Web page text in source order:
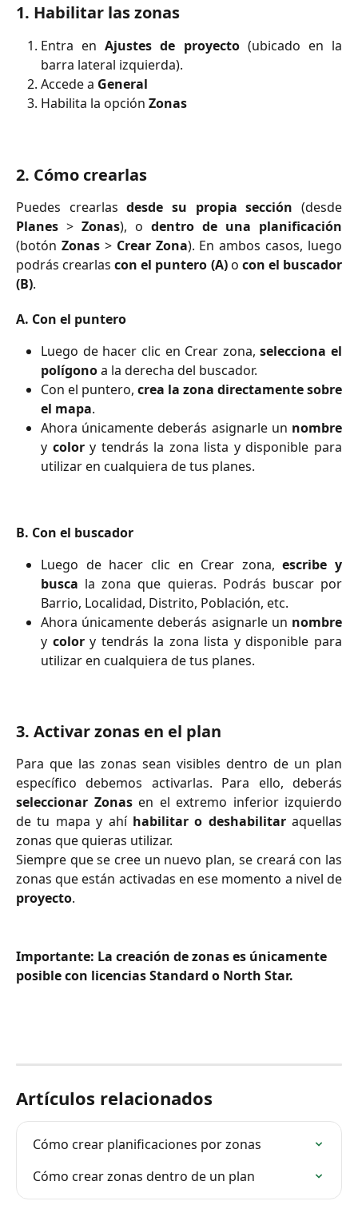
1. Habilitar las zonas
Entra enAjustes de proyecto(ubicado en la
barra lateral izquierda).
Accede a General
Habilita la opción Zonas
2. Cómo crearlas
Puedes crearlasdesde su propia sección (desde
Planes > Zonas), o dentro de una planificación
(botón Zonas> Crear Zona). En ambos casos, luego
podrás crearlascon el puntero (A)o con el buscador
(B).
A. Con el puntero
Luego de hacer clic en Crear zona,selecciona el
polígonoa la derecha del buscador.
Con el puntero, crea la zona directamente sobre
el mapa.
Ahora únicamente deberás asignarle un nombre
y colory tendrás la zona lista y disponible para
utilizar en cualquiera de tus planes.
B. Con el buscador
Luego de hacer clic en Crear zona,escribe y
busca la zona que quieras. Podrás buscar por
Barrio, Localidad, Distrito, Población, etc.
Ahora únicamente deberás asignarle un nombre
y colory tendrás la zona lista y disponible para
utilizar en cualquiera de tus planes.
3. Activar zonas en el plan
Para que las zonas sean visibles dentro de un plan
específico debemos activarlas. Para ello, deberás
seleccionar Zonas en el extremo inferior izquierdo
de tu mapa y ahí habilitar o deshabilitar aquellas
zonas que quieras utilizar.
Siempre que se cree un nuevo plan, se creará con las
zonas que están activadas en ese momento a nivel de
proyecto.
Importante: La creación de zonas es únicamente
posible con licencias Standard o North Star.
Artículos relacionados
Cómo crear planificaciones por zonas
Cómo crear zonas dentro de un plan